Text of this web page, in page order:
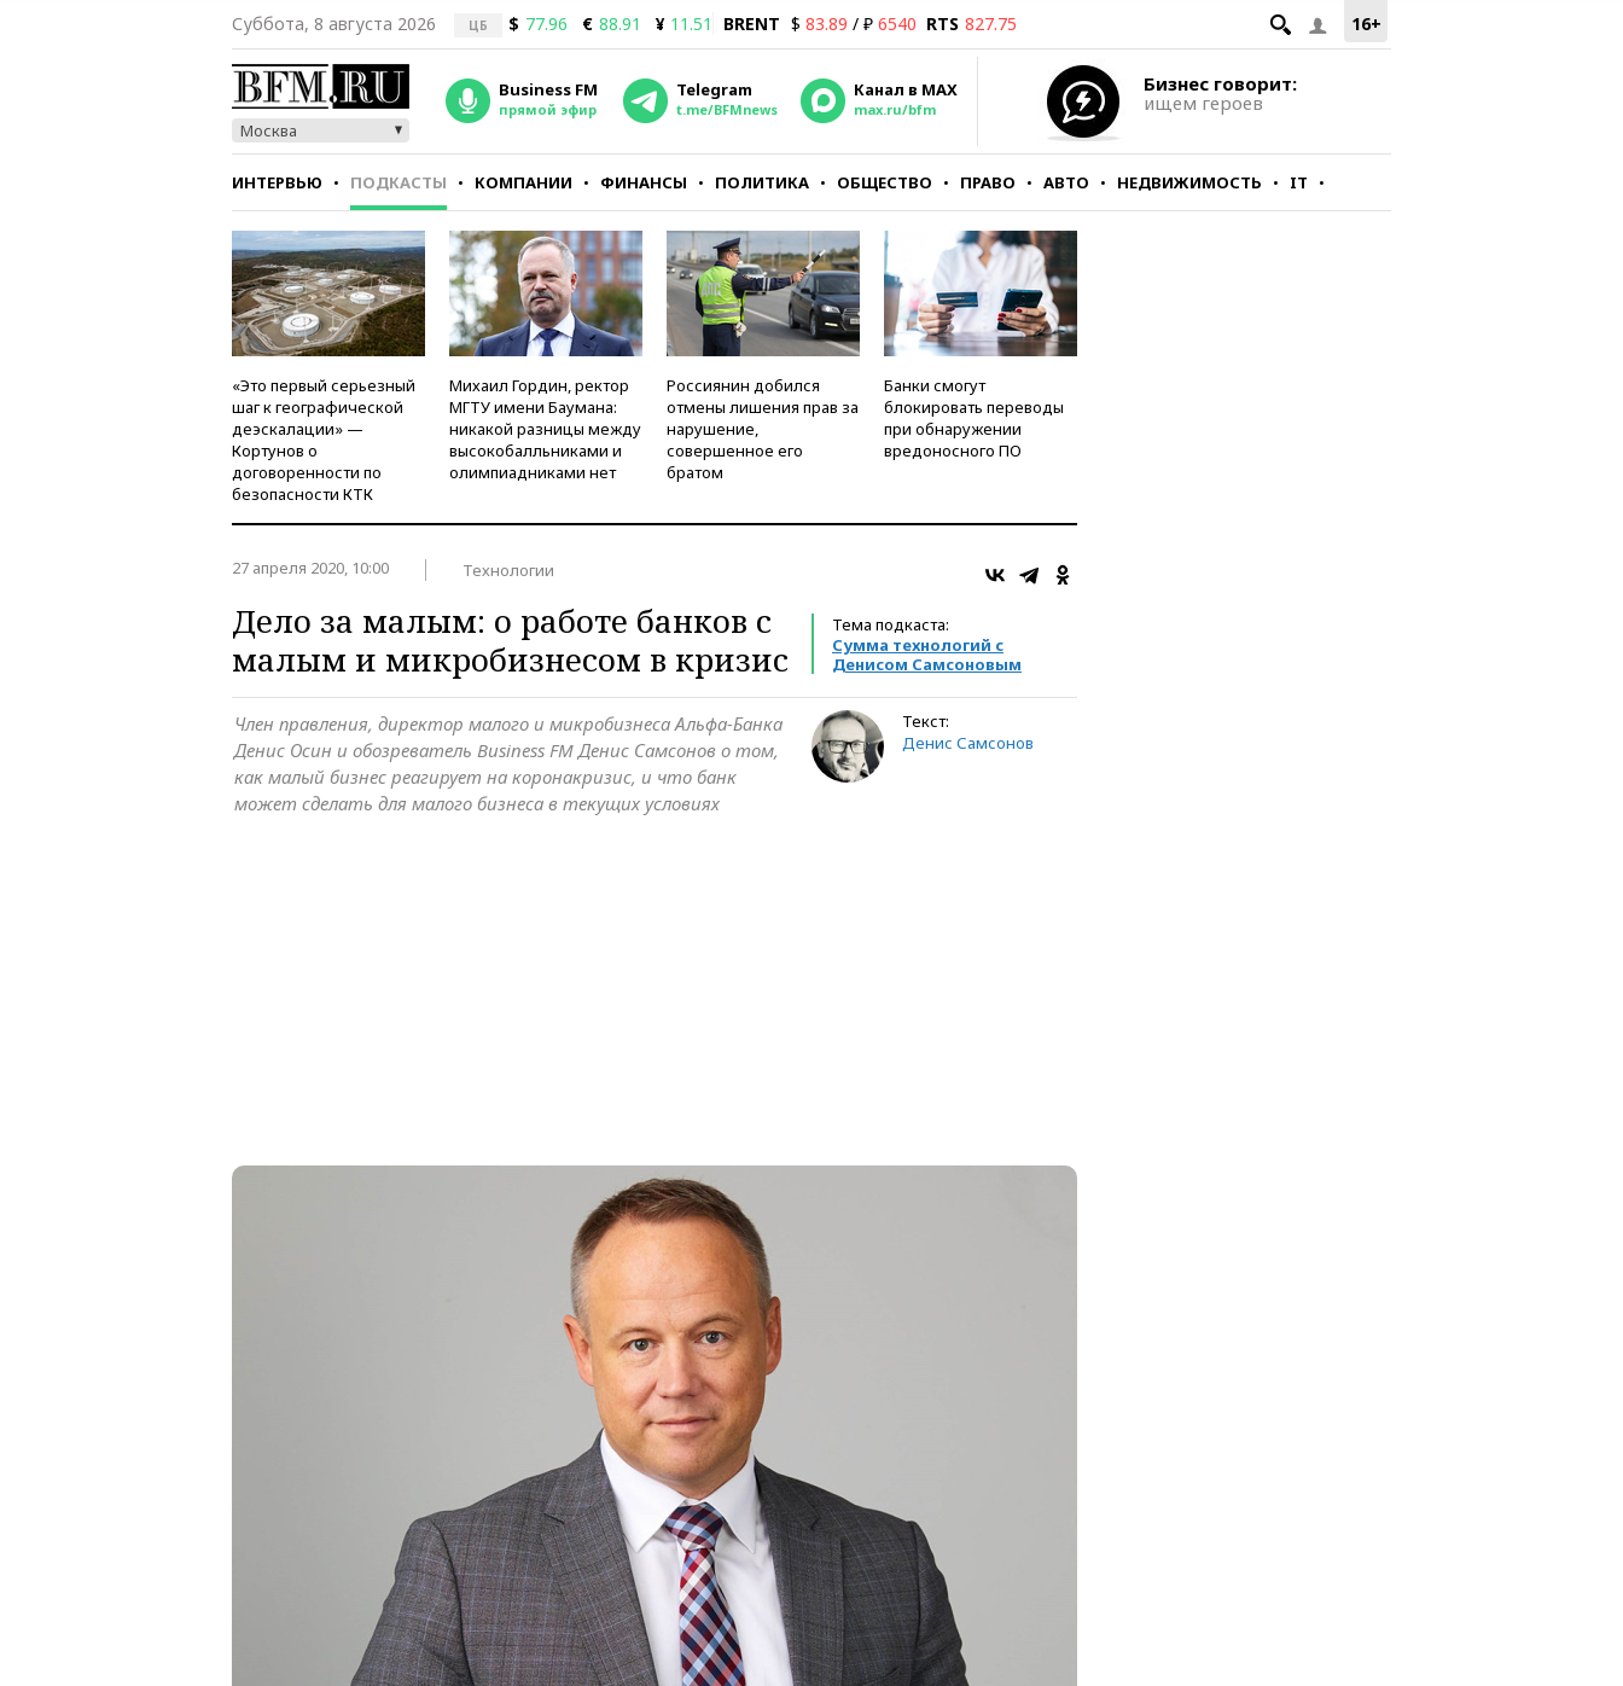
16+
Суббота, 8 августа 2026 ЦБ $ 77.96 € 88.91 ¥ 11.51 BRENT $ 83.89 / ₽ 6540 RTS 827.75
Москва
Business FM
прямой эфир
Telegram
t.me/BFMnews
Канал в MAX
max.ru/bfm
Бизнес говорит:
ищем героев
ИНТЕРВЬЮ ПОДКАСТЫ КОМПАНИИ ФИНАНСЫ ПОЛИТИКА ОБЩЕСТВО ПРАВО АВТО НЕДВИЖИМОСТЬ IT
СТИЛЬ ТЕСТЫ
«Это первый серьезный
шаг к географической
деэскалации» —
Кортунов о
договоренности по
безопасности КТК
Михаил Гордин, ректор
МГТУ имени Баумана:
никакой разницы между
высокобалльниками и
олимпиадниками нет
Россиянин добился
отмены лишения прав за
нарушение,
совершенное его
братом
Банки смогут
блокировать переводы
при обнаружении
вредоносного ПО
27 апреля 2020, 10:00 Технологии
Тема подкаста:
Сумма технологий с
Денисом Самсоновым
Дело за малым: о работе банков с
малым и микробизнесом в кризис
Текст:
Денис Самсонов
Член правления, директор малого и микробизнеса Альфа-Банка
Денис Осин и обозреватель Business FM Денис Самсонов о том,
как малый бизнес реагирует на коронакризис, и что банк
может сделать для малого бизнеса в текущих условиях